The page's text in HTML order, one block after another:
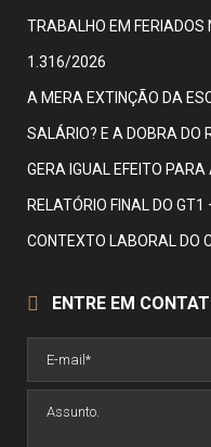
TRABALHO EM FERIADOS
1.316/2026
A MERA EXTINÇÃO DA
SALÁRIO? E A DOBRA DO
GERA IGUAL EFEITO
RELATÓRIO FINAL DO
CONTEXTO LABORAL DO
ENTRE EM